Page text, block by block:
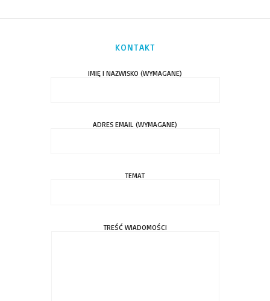
KONTAKT
IMIĘ I NAZWISKO (WYMAGANE)
ADRES EMAIL (WYMAGANE)
TEMAT
TREŚĆ WIADOMOŚCI